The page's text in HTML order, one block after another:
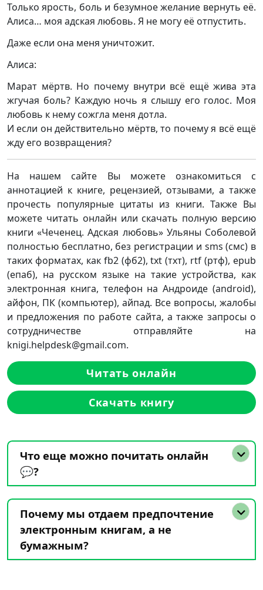
Только ярость, боль и безумное желание вернуть её.
Алиса… моя адская любовь. Я не могу её отпустить.
Даже если она меня уничтожит.
Алиса:
Марат мёртв. Но почему внутри всё ещё жива эта
жгучая боль? Каждую ночь я слышу его голос. Моя
любовь к нему сожгла меня дотла.
И если он действительно мёртв, то почему я всё ещё
жду его возвращения?
На нашем сайте Вы можете ознакомиться с
аннотацией к книге, рецензией, отзывами, а также
прочесть популярные цитаты из книги. Также Вы
можете читать онлайн или скачать полную версию
книги «Чеченец. Адская любовь» Ульяны Соболевой
полностью бесплатно, без регистрации и sms (смс) в
таких форматах, как fb2 (фб2), txt (тхт), rtf (ртф), epub
(епаб), на русском языке на такие устройства, как
электронная книга, телефон на Андроиде (android),
айфон, ПК (компьютер), айпад. Все вопросы, жалобы
и предложения по работе сайта, а также запросы о
сотрудничестве отправляйте на
knigi.helpdesk@gmail.com.
Читать онлайн
Скачать книгу
Что еще можно почитать онлайн
💬?
Почему мы отдаем предпочтение
электронным книгам, а не
бумажным?